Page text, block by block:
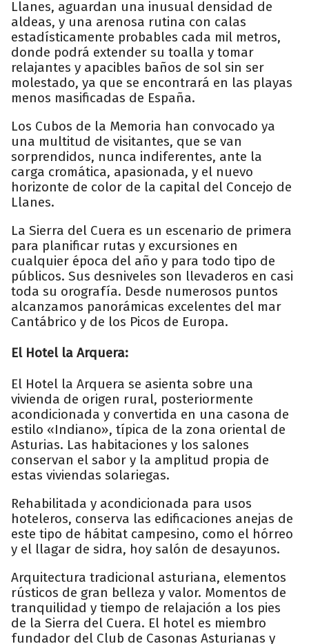
Llanes, aguardan una inusual densidad de
aldeas, y una arenosa rutina con calas
estadísticamente probables cada mil metros,
donde podrá extender su toalla y tomar
relajantes y apacibles baños de sol sin ser
molestado, ya que se encontrará en las playas
menos masificadas de España.
Los Cubos de la Memoria han convocado ya
una multitud de visitantes, que se van
sorprendidos, nunca indiferentes, ante la
carga cromática, apasionada, y el nuevo
horizonte de color de la capital del Concejo de
Llanes.
La Sierra del Cuera es un escenario de primera
para planificar rutas y excursiones en
cualquier época del año y para todo tipo de
públicos. Sus desniveles son llevaderos en casi
toda su orografía. Desde numerosos puntos
alcanzamos panorámicas excelentes del mar
Cantábrico y de los Picos de Europa.
El Hotel la Arquera:
El Hotel la Arquera se asienta sobre una
vivienda de origen rural, posteriormente
acondicionada y convertida en una casona de
estilo «Indiano», típica de la zona oriental de
Asturias. Las habitaciones y los salones
conservan el sabor y la amplitud propia de
estas viviendas solariegas.
Rehabilitada y acondicionada para usos
hoteleros, conserva las edificaciones anejas de
este tipo de hábitat campesino, como el hórreo
y el llagar de sidra, hoy salón de desayunos.
Arquitectura tradicional asturiana, elementos
rústicos de gran belleza y valor. Momentos de
tranquilidad y tiempo de relajación a los pies
de la Sierra del Cuera. El hotel es miembro
fundador del Club de Casonas Asturianas y